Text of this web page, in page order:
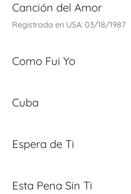
Canción del Amor
Registrada en USA: 03/18/1987
Como Fui Yo
Cuba
Espera de Ti
Esta Pena Sin Ti